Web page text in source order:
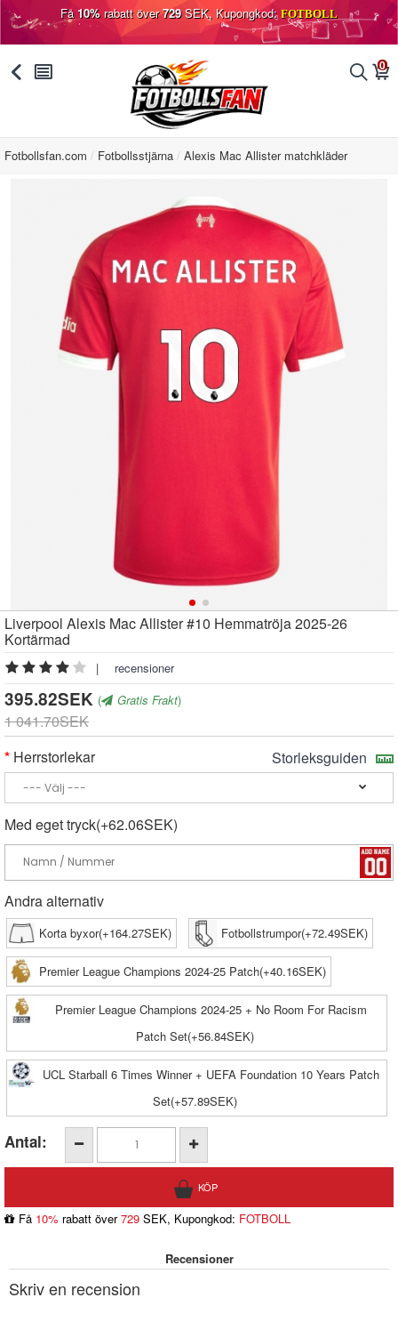
Få10%rabatt över729SEK, Kupongkod: FOTBOLL
󰅯 󰂩 󰂨 0
󰃦
Fotbollsfan.com Fotbollsstjärna Alexis Mac Allister matchkläder
Liverpool Alexis Mac Allister #10 Hemmatröja 2025-26
Kortärmad
| recensioner
395.82SEK ( Gratis Frakt)
1 041.70SEK
Herrstorlekar
Storleksguiden
Med eget tryck(+62.06SEK)
Andra alternativ
Korta byxor(+164.27SEK) Fotbollstrumpor(+72.49SEK)
Premier League Champions 2024-25 Patch(+40.16SEK)
Premier League Champions 2024-25 + No Room For Racism
Patch Set(+56.84SEK)
UCL Starball 6 Times Winner + UEFA Foundation 10 Years Patch
Set(+57.89SEK)
Antal:
Få 10% rabatt över729 SEK, Kupongkod: FOTBOLL
Recensioner
Skriv en recension